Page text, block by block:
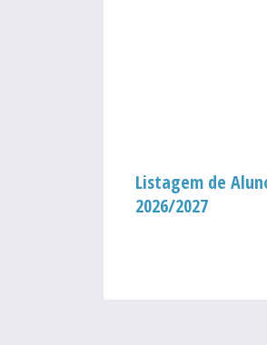
Listagem de
2026/2027